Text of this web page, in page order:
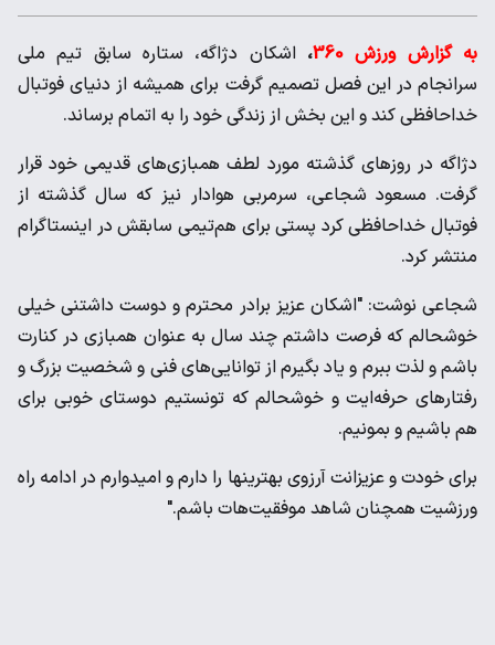
به گزارش ورزش 360 ، اشکان دژاگه، ستاره سابق تیم ملی
سرانجام در این فصل تصمیم گرفت برای همیشه از دنیای فوتبال
خداحافظی کند و این بخش از زندگی خود را به اتمام برساند.
دژاگه در روزهای گذشته مورد لطف همبازی‌های قدیمی خود قرار
گرفت. مسعود شجاعی، سرمربی هوادار نیز که سال گذشته از
فوتبال خداحافظی کرد پستی برای هم‌تیمی سابقش در اینستاگرام
منتشر کرد.
شجاعی نوشت: "اشکان عزیز برادر محترم و دوست داشتنی خیلی
خوشحالم که فرصت داشتم چند سال به عنوان همبازی در کنارت
باشم و لذت ببرم و یاد بگیرم از توانایی‌های فنی و شخصیت بزرگ و
رفتارهای حرفه‌ایت و خوشحالم که تونستیم دوستای خوبی برای
هم باشیم و بمونیم.
برای خودت و عزیزانت آرزوی بهترینها را دارم و امیدوارم در ادامه راه
ورزشیت همچنان شاهد موفقیت‌هات باشم."